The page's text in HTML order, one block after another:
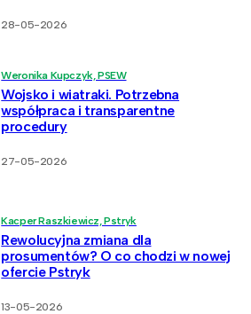
28-05-2026
Weronika Kupczyk, PSEW
Wojsko i wiatraki. Potrzebna
współpraca i transparentne
procedury
27-05-2026
Kacper Raszkiewicz, Pstryk
Rewolucyjna zmiana dla
prosumentów? O co chodzi w nowej
ofercie Pstryk
13-05-2026